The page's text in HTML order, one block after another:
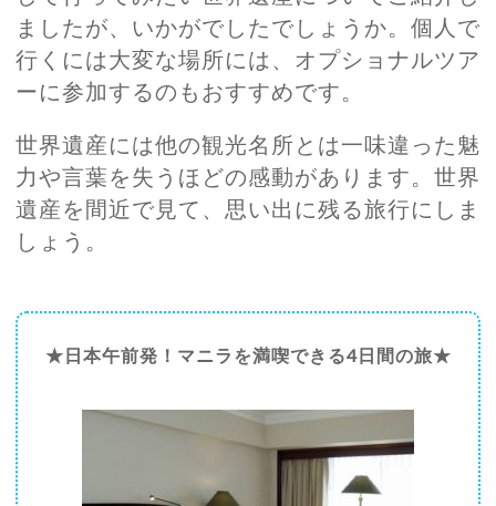
ましたが、いかがでしたでしょうか。個人で
行くには大変な場所には、オプショナルツア
ーに参加するのもおすすめです。
世界遺産には他の観光名所とは一味違った魅
力や言葉を失うほどの感動があります。世界
遺産を間近で見て、思い出に残る旅行にしま
しょう。
★日本午前発！マニラを満喫できる4日間の旅★